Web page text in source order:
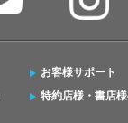
お客様サポート
特約店様・書店